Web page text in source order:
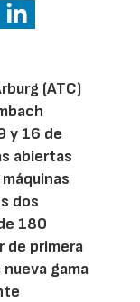
(ATC)
y 16 de
abiertas
dos
180
de primera
gama